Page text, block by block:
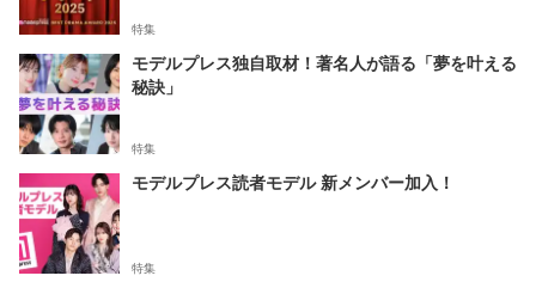
特集
モデルプレス独自取材！著名人が語る「夢を叶える
秘訣」
特集
モデルプレス読者モデル 新メンバー加入！
特集